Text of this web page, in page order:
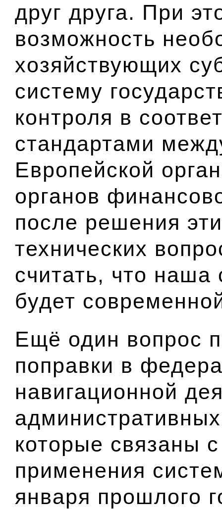
друг друга. При
возможность
хозяйствующих
систему
контроля в
стандартами
Европейской
органов
после решения
технических
считать, что наша
будет
Ещё один вопрос
поправки в
навигационной
которые связаны
применения
января прошлого